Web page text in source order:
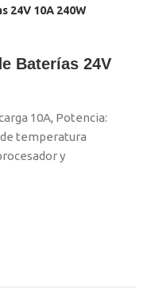
24V 10A 240W
Baterías 24V
10A, Potencia:
de temperatura
y